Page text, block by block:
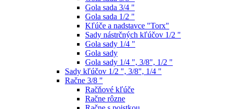
Gola sada 3/4 "
Gola sada 1/2 "
Kľúče a nadstavce "Torx"
Sady nástrčných kľúčov 1/2 "
Gola sady 1/4 "
Gola sady
Gola sady 1/4 ", 3/8", 1/2 "
Sady kľúčov 1/2 ", 3/8", 1/4 "
Račne 3/8 "
Račňové kľúče
Račne rôzne